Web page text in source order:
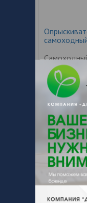
захватом
Снижение
гектара;